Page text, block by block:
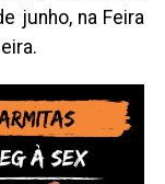
junho, na Feira